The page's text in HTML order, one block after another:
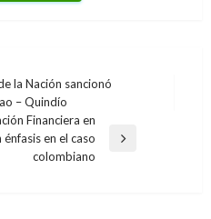
la Nación sancionó
– Quindío
Financiera en
en el caso
colombiano